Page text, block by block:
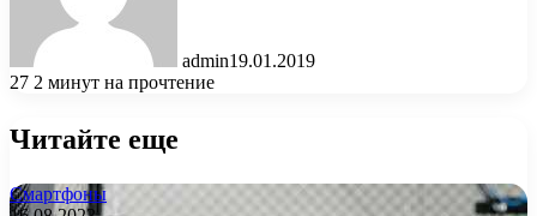
admin19.01.2019
27 2 минут на прочтение
Читайте еще
Смартфоны